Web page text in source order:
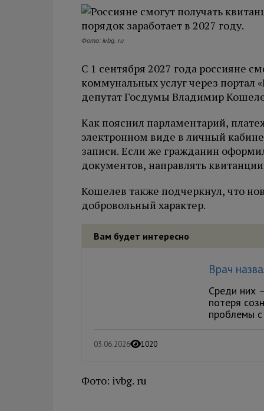
Фото: ivbg. ru
С 1 сентября 2027 года россияне
коммунальных услуг через портал
депутат Госдумы Владимир
Как пояснил парламентарий,
электронном виде в личный
записи. Если же гражданин
документов, направлять
Кошелев также подчеркнул, что
добровольный характер.
Вам будет интересно
Врач
Среди них
потеря
проблемы
03.06.2026 1020
Фото: ivbg. ru